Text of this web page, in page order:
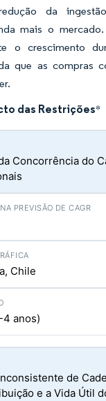
da
mais o
o crescimento
que as compras
das Restrições*
Concorrência do
Chile
anos)
de
e a Vida Útil